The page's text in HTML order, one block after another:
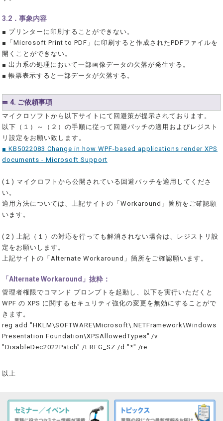
3.2．事象内容
■ プリンターに印刷することができない。
■「Microsoft Print to PDF」に印刷すると作成されたPDFファイルを
開くことができない。
■ 出力系の処理において一部画像データの欠落が発生する。
■ 帳票表示すると一部データが欠落する。
4. ご依頼事項
マイクロソフトから以下サイトにて回避策が提示されております。
以下（１）～（２）の手順に従って回避パッチの適用およびレジスト
リ設定をお願い致します。
■ KB5022083 Change in how WPF-based applications render XPS
documents - Microsoft Support
(１) マイクロフトから公開されている回避パッチを適用してくださ
い。
適用方法については、上記サイトの「Workaround」箇所をご確認願
います。
(２) 上記（１）の対応を行っても解消されない場合は、レジストリ設
定をお願いします。
上記サイトの「Alternate Workaround」箇所をご確認願います。
「Alternate Workaround」抜粋：
管理者権限でコマンド プロンプトを起動し、以下を実行いただくと
WPF の XPS に関するセキュリティ強化の変更を無効にすることがで
きます。
reg add "HKLM\SOFTWARE\Microsoft\.NETFramework\Windows
Presentation Foundation\XPSAllowedTypes" /v
"DisableDec2022Patch" /t REG_SZ /d "*" /re
以上